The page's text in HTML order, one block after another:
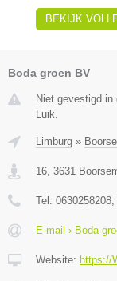
BEKIJK
Boda groen BV
Niet gevestigd
Luik.
Limburg »
16, 3631
Tel: 0630258208,
E-mail › Boda
Website: https://